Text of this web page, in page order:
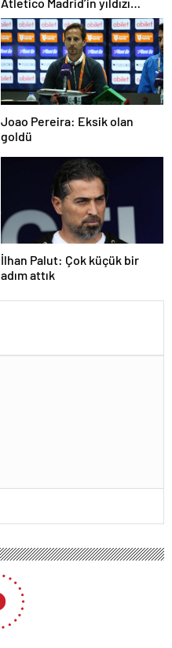
gündemde
Joao Pereira: Eksik olan
goldü
İlhan Palut: Çok küçük bir
adım attık